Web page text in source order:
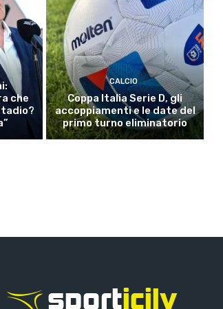
che
CALCIO
Coppa Italia Serie D, gli
accoppiamenti e le date del
primo turno eliminatorio